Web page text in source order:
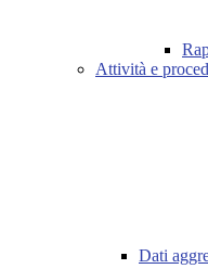
Attività e
Dati